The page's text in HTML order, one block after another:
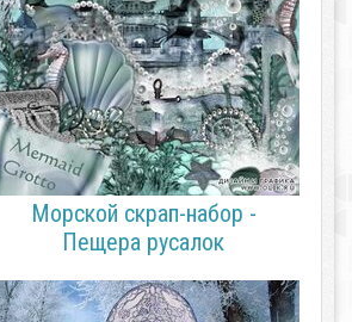
Морской скрап-набор -
Пещера русалок